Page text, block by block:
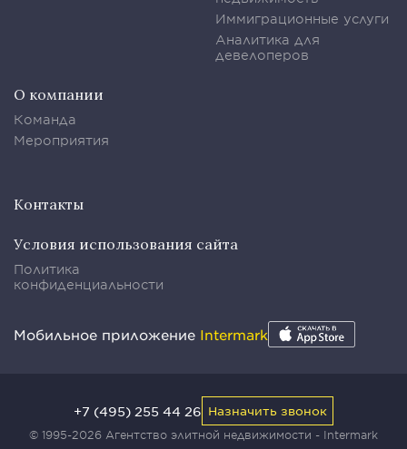
Иммиграционные услуги
Аналитика для
девелоперов
О компании
Команда
Мероприятия
Контакты
Условия использования сайта
Политика
конфиденциальности
Мобильное приложение Intermark
© 1995-2026 Агентство элитной недвижимости - Intermark
+7 (495) 255 44 26 Назначить звонок